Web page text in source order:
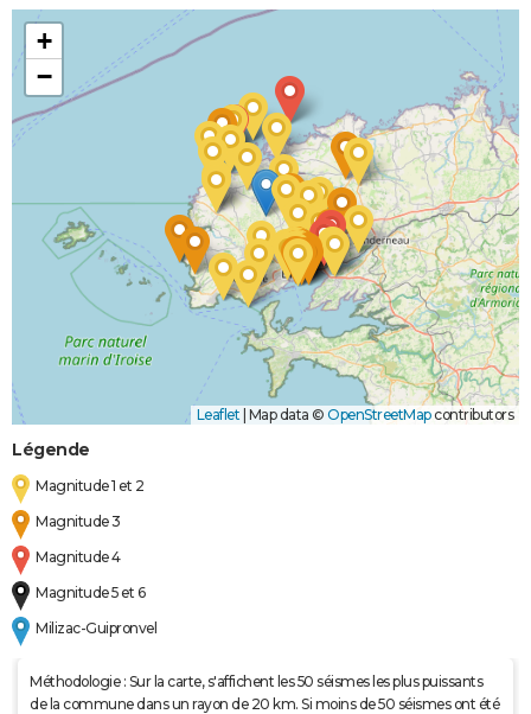
+
−
Leaflet | Map data © OpenStreetMapcontributors
Légende
Magnitude 1 et 2
Magnitude 3
Magnitude 4
Magnitude 5 et 6
Milizac-Guipronvel
Méthodologie : Sur la carte, s'affichent les 50 séismes les plus puissants
de la commune dans un rayon de 20 km. Si moins de 50 séismes ont été